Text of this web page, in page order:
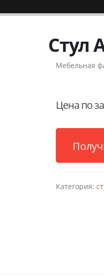
Стул
Мебельная
Цена по
Категория: